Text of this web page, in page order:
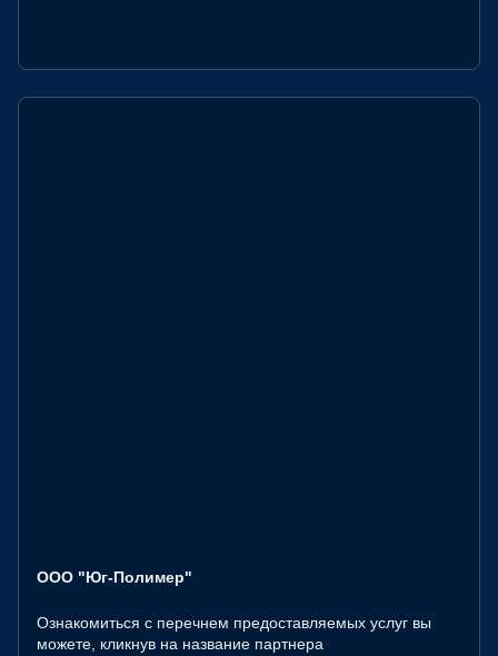
ООО "Юг-Полимер"
Ознакомиться с перечнем предоставляемых услуг вы
можете, кликнув на название партнера